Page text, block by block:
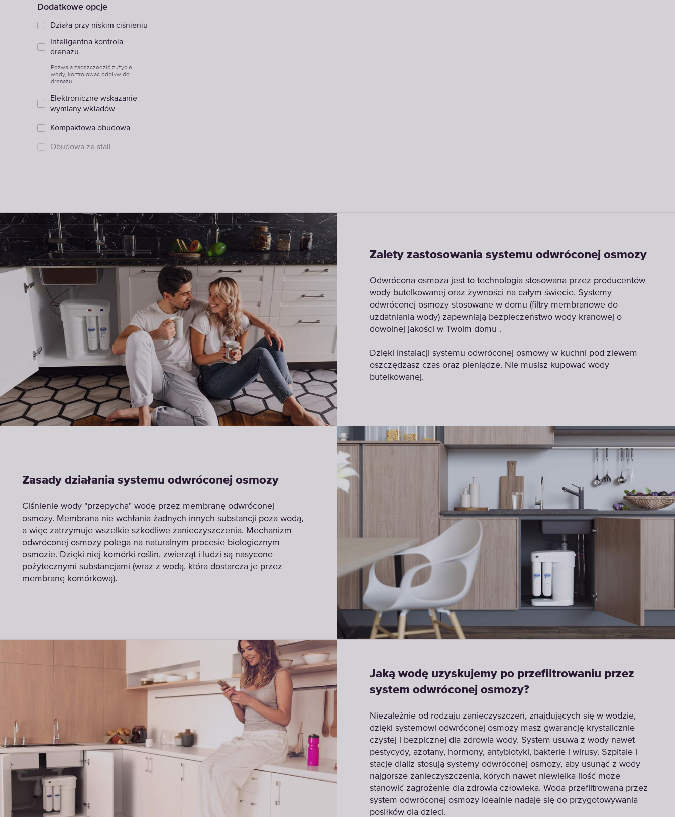
Dodatkowe opcje
Działa przy niskim ciśnieniu
Inteligentna kontrola
drenażu
Pozwala zaoszczędzić zużycie
wody, kontrolować odpływ do
drenażu
Elektroniczne wskazanie
wymiany wkładów
Kompaktowa obudowa
Obudowa ze stali
Zalety zastosowania systemu odwróconej osmozy
Odwrócona osmoza jest to technologia stosowana przez producentów
wody butelkowanej oraz żywności na całym świecie. Systemy
odwróconej osmozy stosowane w domu (filtry membranowe do
uzdatniania wody) zapewniają bezpieczeństwo wody kranowej o
dowolnej jakości w Twoim domu .
Dzięki instalacji systemu odwróconej osmowy w kuchni pod zlewem
oszczędzasz czas oraz pieniądze. Nie musisz kupować wody
butelkowanej.
Zasady działania systemu odwróconej osmozy
Ciśnienie wody "przepycha" wodę przez membranę odwróconej
osmozy. Membrana nie wchłania żadnych innych substancji poza wodą,
a więc zatrzymuje wszelkie szkodliwe zanieczyszczenia. Mechanizm
odwróconej osmozy polega na naturalnym procesie biologicznym -
osmozie. Dzięki niej komórki roślin, zwierząt i ludzi są nasycone
pożytecznymi substancjami (wraz z wodą, która dostarcza je przez
membranę komórkową).
Jaką wodę uzyskujemy po przefiltrowaniu przez
system odwróconej osmozy?
Niezależnie od rodzaju zanieczyszczeń, znajdujących się w wodzie,
dzięki systemowi odwróconej osmozy masz gwarancję krystalicznie
czystej i bezpicznej dla zdrowia wody. System usuwa z wody nawet
pestycydy, azotany, hormony, antybiotyki, bakterie i wirusy. Szpitale i
stacje dializ stosują systemy odwróconej osmozy, aby usunąć z wody
najgorsze zanieczyszczenia, kórych nawet niewielka ilość może
stanowić zagrożenie dla zdrowia człowieka. Woda przefiltrowana przez
system odwróconej osmozy idealnie nadaje się do przygotowywania
posiłków dla dzieci.